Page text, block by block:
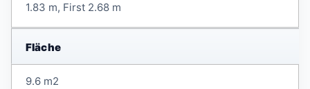
1.83 m, First 2.68 m
Fläche
9.6 m2